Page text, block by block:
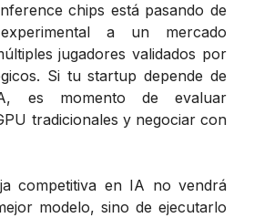
chips está pasando de
a un mercado
jugadores validados por
Si tu startup depende de
es momento de evaluar
tradicionales y negociar con
competitiva en IA no vendrá
modelo, sino de ejecutarlo